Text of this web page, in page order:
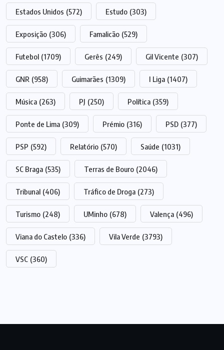
Estados Unidos (572) Estudo (303)
Exposição (306) Famalicão (529)
Futebol (1709) Gerês (249) Gil Vicente (307)
GNR (958) Guimarães (1309) I Liga (1407)
Música (263) PJ (250) Política (359)
Ponte de Lima (309) Prémio (316) PSD (377)
PSP (592) Relatório (570) Saúde (1031)
SC Braga (535) Terras de Bouro (2046)
Tribunal (406) Tráfico de Droga (273)
Turismo (248) UMinho (678) Valença (496)
Viana do Castelo (336) Vila Verde (3793)
VSC (360)